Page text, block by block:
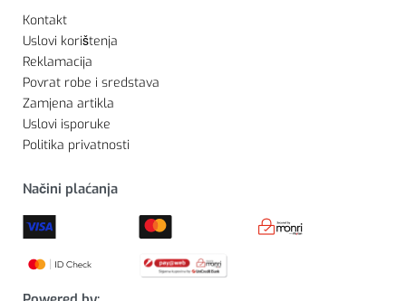
Kontakt
Uslovi korištenja
Reklamacija
Povrat robe i sredstava
Zamjena artikla
Uslovi isporuke
Politika privatnosti
Načini plaćanja